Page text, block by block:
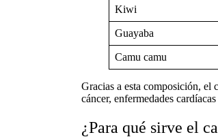
Kiwi
Guayaba
Camu camu
Gracias a esta composición, el
cáncer, enfermedades
¿Para qué sirve el